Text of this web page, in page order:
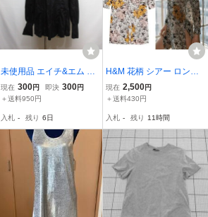
未使用品 エイチ&エム H&
M 長袖 ペプラム ブラウス
L 黒 ブラック カットソー
ディース
現在 300円 即決 300円
＋送料950円
入札 - 残り 6日
H&M 花柄 シアー ロング
シャツワンピース(長袖)E
UR 38美品 スリット/レ
現在 2,500円
＋送料430円
入札 - 残り 11時間